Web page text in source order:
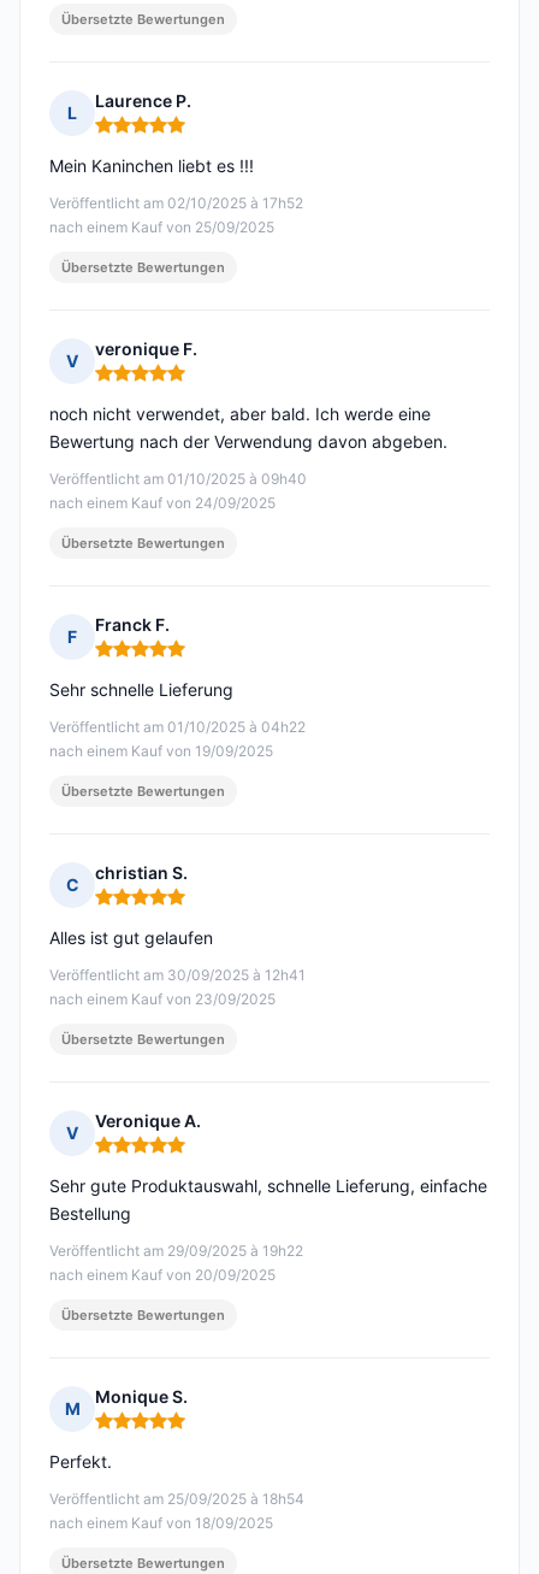
Übersetzte Bewertungen
L
Laurence P.
Hinweis: 5 von 5
Veröffentlicht am 02/10/2025 à 17h52
nach einem Kauf von 25/09/2025
Mein Kaninchen liebt es !!!
Übersetzte Bewertungen
V
veronique F.
Hinweis: 5 von 5
Veröffentlicht am 01/10/2025 à 09h40
nach einem Kauf von 24/09/2025
noch nicht verwendet, aber bald. Ich werde eine
Bewertung nach der Verwendung davon abgeben.
Übersetzte Bewertungen
F
Franck F.
Hinweis: 5 von 5
Veröffentlicht am 01/10/2025 à 04h22
nach einem Kauf von 19/09/2025
Sehr schnelle Lieferung
Übersetzte Bewertungen
C
christian S.
Hinweis: 5 von 5
Veröffentlicht am 30/09/2025 à 12h41
nach einem Kauf von 23/09/2025
Alles ist gut gelaufen
Übersetzte Bewertungen
V
Veronique A.
Hinweis: 5 von 5
Veröffentlicht am 29/09/2025 à 19h22
nach einem Kauf von 20/09/2025
Sehr gute Produktauswahl, schnelle Lieferung, einfache
Bestellung
Übersetzte Bewertungen
M
Monique S.
Hinweis: 5 von 5
Veröffentlicht am 25/09/2025 à 18h54
nach einem Kauf von 18/09/2025
Perfekt.
Übersetzte Bewertungen